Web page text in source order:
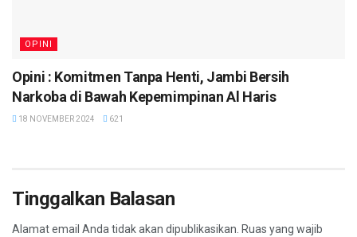
OPINI
Opini : Komitmen Tanpa Henti, Jambi Bersih
Narkoba di Bawah Kepemimpinan Al Haris
18 NOVEMBER 2024 621
Tinggalkan Balasan
Alamat email Anda tidak akan dipublikasikan. Ruas yang wajib